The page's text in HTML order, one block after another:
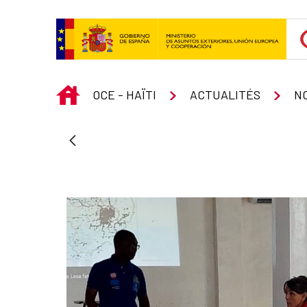
INICIO
OCE - HAÏTI ACTUALITÉS